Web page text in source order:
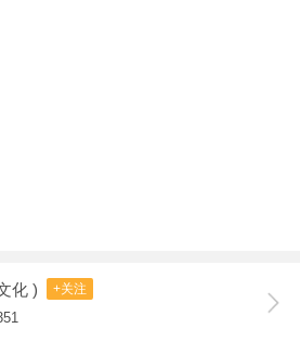
化 ) +关注